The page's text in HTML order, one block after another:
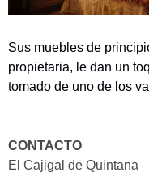
Sus muebles de
propietaria, le dan un
tomado de uno de los
CONTACTO
El Cajigal de Quintana